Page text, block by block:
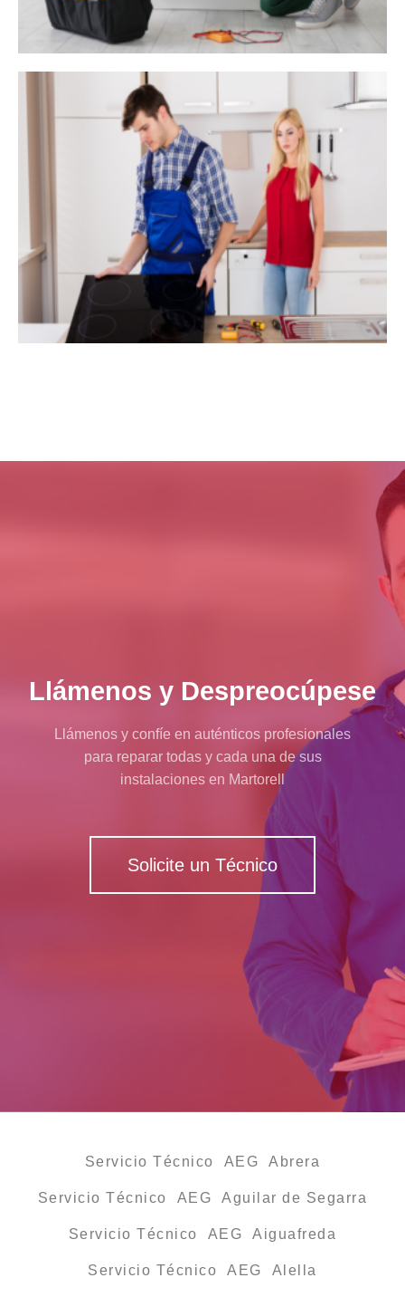
Llámenos y Despreocúpese
Llámenos y confíe en auténticos profesionales
para reparar todas y cada una de sus
instalaciones en Martorell
Solicite un Técnico
Servicio Técnico AEG Abrera
Servicio Técnico AEG Aguilar de Segarra
Servicio Técnico AEG Aiguafreda
Servicio Técnico AEG Alella